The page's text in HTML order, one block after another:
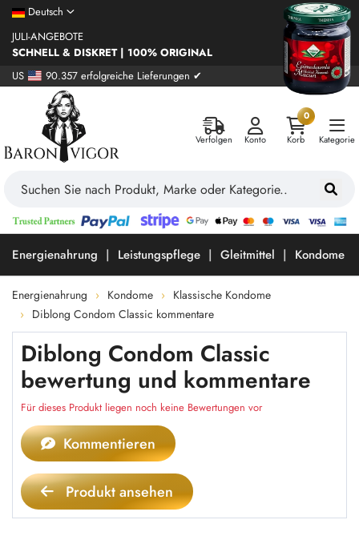
Deutsch
JULI-ANGEBOTE
SCHNELL & DISKRET | 100% ORIGINAL
US
90.357 erfolgreiche Lieferungen ✔
Verfolgen Konto
0
Korb
Kategorie
Energienahrung Leistungspflege Gleitmittel Kondome
Energienahrung Kondome
Klassische Kondome
Diblong Condom Classic kommentare
Diblong Condom Classic
bewertung und kommentare
Für dieses Produkt liegen noch keine Bewertungen vor
Kommentieren
Produkt ansehen